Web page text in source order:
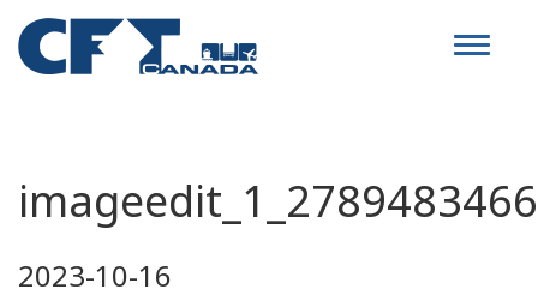
Toggle
imageedit_1_2789483466
2023-10-16